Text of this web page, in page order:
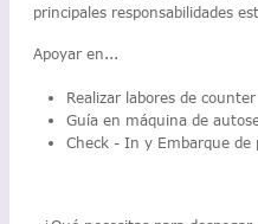
principales responsabilidades
Apoyar en...
Realizar labores de counter
Guía en máquina de
Check - In y Embarque de